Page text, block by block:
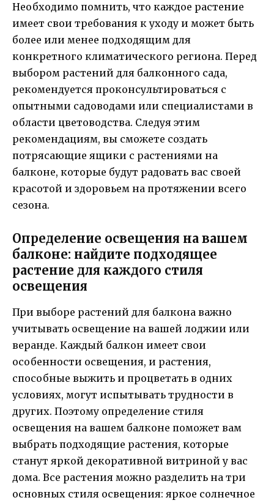
Необходимо помнить, что каждое растение
имеет свои требования к уходу и может быть
более или менее подходящим для
конкретного климатического региона. Перед
выбором растений для балконного сада,
рекомендуется проконсультироваться с
опытными садоводами или специалистами в
области цветоводства. Следуя этим
рекомендациям, вы сможете создать
потрясающие ящики с растениями на
балконе, которые будут радовать вас своей
красотой и здоровьем на протяжении всего
сезона.
Определение освещения на вашем
балконе: найдите подходящее
растение для каждого стиля
освещения
При выборе растений для балкона важно
учитывать освещение на вашей лоджии или
веранде. Каждый балкон имеет свои
особенности освещения, и растения,
способные выжить и процветать в одних
условиях, могут испытывать трудности в
других. Поэтому определение стиля
освещения на вашем балконе поможет вам
выбрать подходящие растения, которые
станут яркой декоративной витриной у вас
дома. Все растения можно разделить на три
основных стиля освещения: яркое солнечное